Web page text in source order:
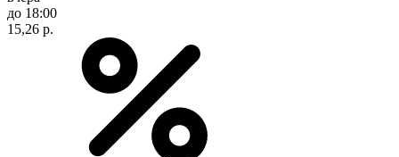
до 18:00
15,26 р.